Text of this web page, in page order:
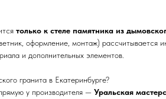
только к стеле памятника из
оформление, монтаж) рассчитывается
и дополнительных элементов.
гранита в Екатеринбурге?
у производителя — Уральская